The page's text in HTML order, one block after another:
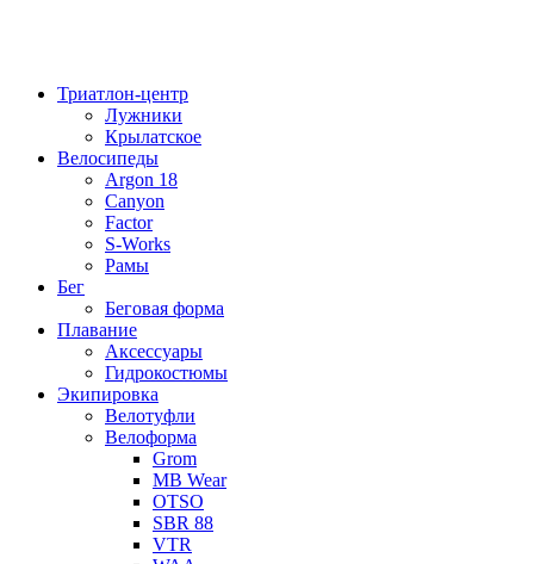
Триатлон-центр
Лужники
Крылатское
Велосипеды
Argon 18
Canyon
Factor
S-Works
Рамы
Бег
Беговая форма
Плавание
Аксессуары
Гидрокостюмы
Экипировка
Велотуфли
Велоформа
Grom
MB Wear
OTSO
SBR 88
VTR